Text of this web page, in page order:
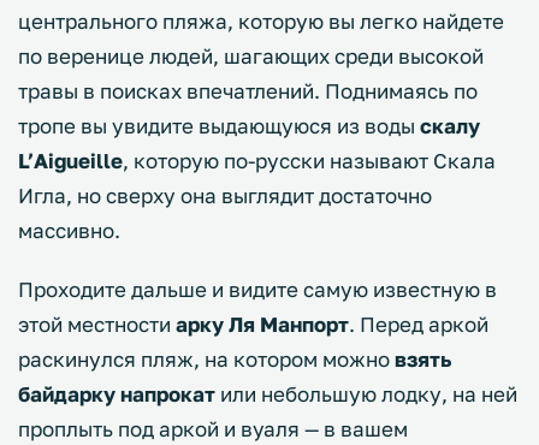
центрального пляжа, которую вы легко найдете
по веренице людей, шагающих среди высокой
травы в поисках впечатлений. Поднимаясь по
тропе вы увидите выдающуюся из воды скалу
L’Aigueille, которую по-русски называют Скала
Игла, но сверху она выглядит достаточно
массивно.
Проходите дальше и видите самую известную в
этой местности арку Ля Манпорт. Перед аркой
раскинулся пляж, на котором можновзять
байдарку напрокат или небольшую лодку, на ней
проплыть под аркой и вуаля — в вашем